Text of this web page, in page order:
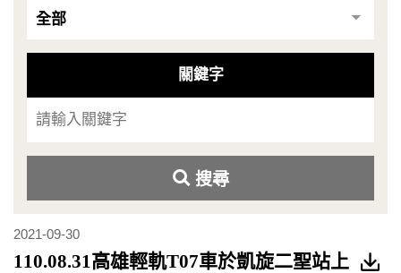
關鍵字
搜尋
2021-09-30
110.08.31高雄輕軌T07車於凱旋二聖站上